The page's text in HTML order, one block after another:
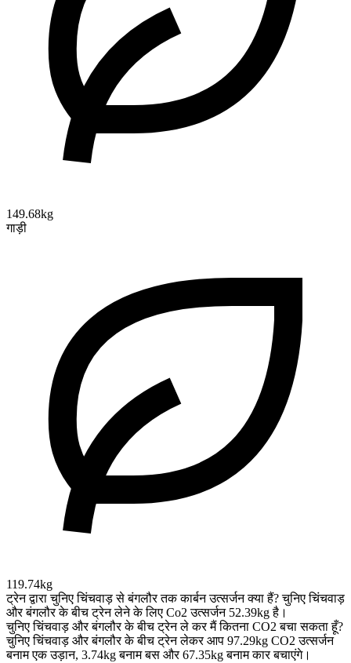
149.68kg
गाड़ी
119.74kg
ट्रेन द्वारा चुनिए चिंचवाड़ से बंगलौर तक कार्बन उत्सर्जन क्या हैं? चुनिए चिंचवाड़
और बंगलौर के बीच ट्रेन लेने के लिए Co2 उत्सर्जन 52.39kg है।
चुनिए चिंचवाड़ और बंगलौर के बीच ट्रेन ले कर मैं कितना CO2 बचा सकता हूँ?
चुनिए चिंचवाड़ और बंगलौर के बीच ट्रेन लेकर आप 97.29kg CO2 उत्सर्जन
बनाम एक उड़ान, 3.74kg बनाम बस और 67.35kg बनाम कार बचाएंगे।